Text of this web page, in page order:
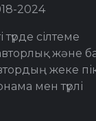
2024
сілтеме
және
жеке
мен түрлі